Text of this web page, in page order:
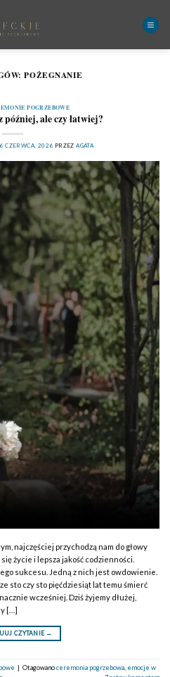
POŻEGNANIE
POGRZEBOWE
ale czy łatwiej?
CZERWCA, 2026 PRZEZAGATA
najczęściej przychodzą nam do głowy
życie i lepsza jakość codzienności.
sukcesu. Jedną z nich jest owdowienie.
sto czy sto pięćdziesiąt lat temu śmierć
wcześniej. Dziś żyjemy dłużej,
[…]
CZYTANIE →
| Otagowanoceremonia pogrzebowa emocje w